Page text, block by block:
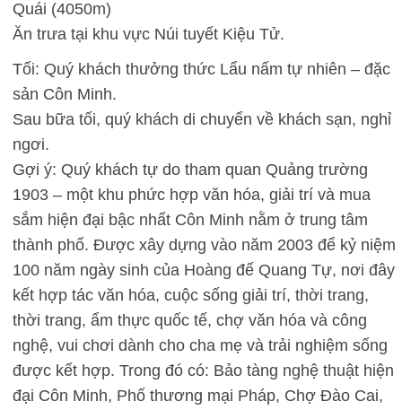
Quái (4050m)
Ăn trưa tại khu vực Núi tuyết Kiệu Tử.
Tối: Quý khách thưởng thức Lẩu nấm tự nhiên – đặc
sản Côn Minh.
Sau bữa tối, quý khách di chuyển về khách sạn, nghỉ
ngơi.
Gợi ý: Quý khách tự do tham quan Quảng trường
1903 – một khu phức hợp văn hóa, giải trí và mua
sắm hiện đại bậc nhất Côn Minh nằm ở trung tâm
thành phố. Được xây dựng vào năm 2003 để kỷ niệm
100 năm ngày sinh của Hoàng đế Quang Tự, nơi đây
kết hợp tác văn hóa, cuộc sống giải trí, thời trang,
thời trang, ẩm thực quốc tế, chợ văn hóa và công
nghệ, vui chơi dành cho cha mẹ và trải nghiệm sống
được kết hợp. Trong đó có: Bảo tàng nghệ thuật hiện
đại Côn Minh, Phố thương mại Pháp, Chợ Đào Cai,